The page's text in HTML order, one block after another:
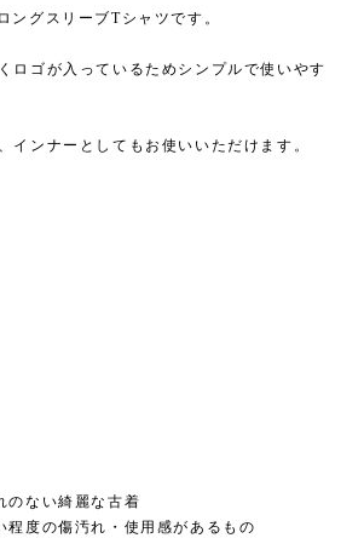
グスリーブTシャツです。
ロゴが入っているためシンプルで使いやす
インナーとしてもお使いいただけます。
ない綺麗な古着
度の傷汚れ・使用感があるもの